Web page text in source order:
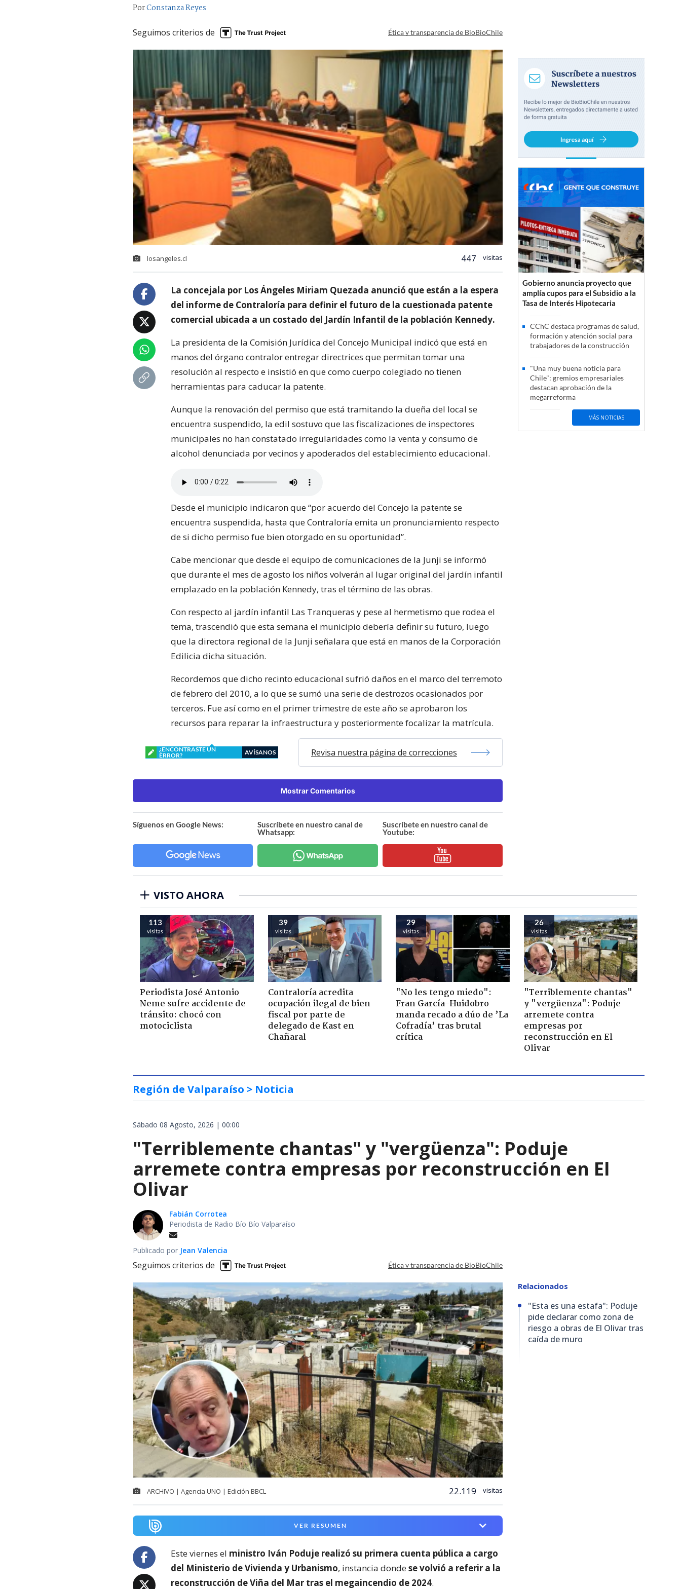
PorConstanza Reyes
Seguimos criterios de Ética y transparencia de BioBioChile
losangeles.cl 447 visitas
La concejala por Los Ángeles Miriam Quezada anunció que están a la espera
del informe de Contraloría para definir el futuro de la cuestionada patente
comercial ubicada a un costado del Jardín Infantil de la población Kennedy.
La presidenta de la Comisión Jurídica del Concejo Municipal indicó que está en
manos del órgano contralor entregar directrices que permitan tomar una
resolución al respecto e insistió en que como cuerpo colegiado no tienen
herramientas para caducar la patente.
Aunque la renovación del permiso que está tramitando la dueña del local se
encuentra suspendido, la edil sostuvo que las fiscalizaciones de inspectores
municipales no han constatado irregularidades como la venta y consumo de
alcohol denunciada por vecinos y apoderados del establecimiento educacional.
Desde el municipio indicaron que “por acuerdo del Concejo la patente se
encuentra suspendida, hasta que Contraloría emita un pronunciamiento respecto
de si dicho permiso fue bien otorgado en su oportunidad”.
Cabe mencionar que desde el equipo de comunicaciones de la Junji se informó
que durante el mes de agosto los niños volverán al lugar original del jardín infantil
emplazado en la población Kennedy, tras el término de las obras.
Con respecto al jardín infantil Las Tranqueras y pese al hermetismo que rodea el
tema, trascendió que esta semana el municipio debería definir su futuro, luego
que la directora regional de la Junji señalara que está en manos de la Corporación
Edilicia dicha situación.
Recordemos que dicho recinto educacional sufrió daños en el marco del terremoto
de febrero del 2010, a lo que se sumó una serie de destrozos ocasionados por
terceros. Fue así como en el primer trimestre de este año se aprobaron los
recursos para reparar la infraestructura y posteriormente focalizar la matrícula.
¿ENCONTRASTE UN
ERROR?
AVÍSANOS Revisa nuestra página de correcciones
Mostrar Comentarios
Síguenos en Google News:
Suscríbete en nuestro canal de
Whatsapp:
Suscríbete en nuestro canal de
Youtube:
Gobierno anuncia proyecto que
amplía cupos para el Subsidio a la
Tasa de Interés Hipotecaria
CChC destaca programas de salud,
formación y atención social para
trabajadores de la construcción
"Una muy buena noticia para
Chile": gremios empresariales
destacan aprobación de la
megarreforma
MÁS NOTICIAS
VISTO AHORA
113
visitas
Periodista José Antonio
Neme sufre accidente de
tránsito: chocó con
motociclista
39
visitas
Contraloría acredita
ocupación ilegal de bien
fiscal por parte de
delegado de Kast en
Chañaral
29
visitas
"No les tengo miedo":
Fran García-Huidobro
manda recado a dúo de ’La
Cofradía’ tras brutal
crítica
26
visitas
"Terriblemente chantas"
y "vergüenza": Poduje
arremete contra
empresas por
reconstrucción en El
Olivar
Región de Valparaíso > Noticia
Sábado 08 Agosto, 2026 | 00:00
"Terriblemente chantas" y "vergüenza": Poduje
arremete contra empresas por reconstrucción en El
Olivar
Fabián Corrotea
Periodista de Radio Bío Bío Valparaíso
Publicado por Jean Valencia
Seguimos criterios de Ética y transparencia de BioBioChile
ARCHIVO | Agencia UNO | Edición BBCL 22.119 visitas
VER RESUMEN
Este viernes el ministro Iván Poduje realizó su primera cuenta pública a cargo
del Ministerio de Vivienda y Urbanismo, instancia dondese volvió a referir a la
reconstrucción de Viña del Mar tras el megaincendio de 2024.
Relacionados
"Esta es una estafa": Poduje
pide declarar como zona de
riesgo a obras de El Olivar tras
caída de muro